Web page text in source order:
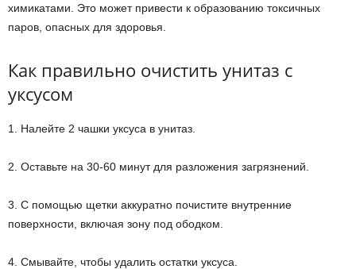
химикатами. Это может привести к образованию токсичных
паров, опасных для здоровья.
Как правильно очистить унитаз с
уксусом
1. Налейте 2 чашки уксуса в унитаз.
2. Оставьте на 30-60 минут для разложения загрязнений.
3. С помощью щетки аккуратно почистите внутренние
поверхности, включая зону под ободком.
4. Смывайте, чтобы удалить остатки уксуса.